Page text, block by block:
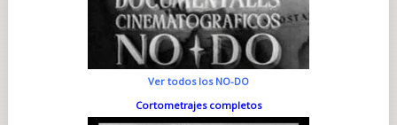
Ver todos los NO-DO
Cortometrajes completos